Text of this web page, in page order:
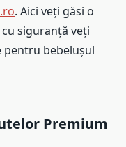
. Aici veți găsi o
siguranță veți
pentru bebelușul
Premium